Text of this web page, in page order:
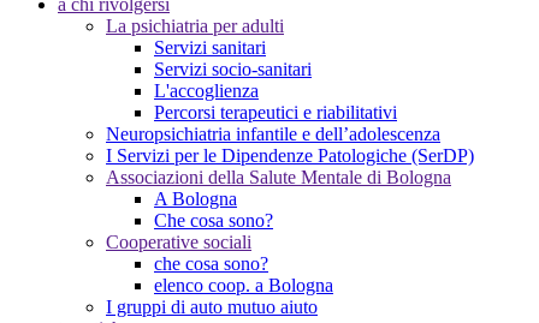
a chi rivolgersi
La psichiatria per adulti
Servizi sanitari
Servizi socio-sanitari
L'accoglienza
Percorsi terapeutici e riabilitativi
Neuropsichiatria infantile e dell’adolescenza
I Servizi per le Dipendenze Patologiche (SerDP)
Associazioni della Salute Mentale di Bologna
A Bologna
Che cosa sono?
Cooperative sociali
che cosa sono?
elenco coop. a Bologna
I gruppi di auto mutuo aiuto